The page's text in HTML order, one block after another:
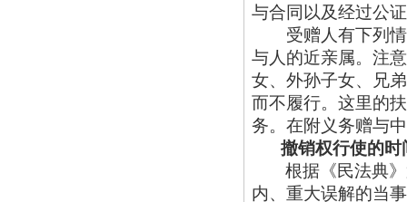
与合同以及经过公
受赠人有下列情
与人的近亲属。注
女、外孙子女、兄
而不履行。这里的
务。在附义务赠与
撤销权行使的时
根据《民法典
内、重大误解的当